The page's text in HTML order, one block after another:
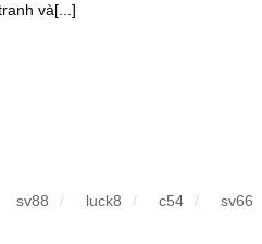
và[...]
sv88 luck8 c54 sv66